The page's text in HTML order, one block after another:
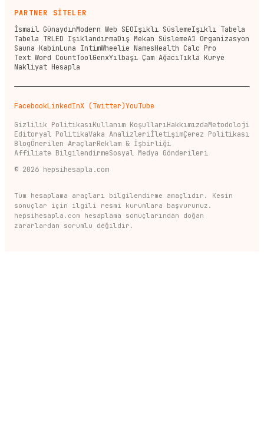
PARTNER SİTELER
İsmail GünaydınModern Web SEOIşıklı SüslemeIşıklı Tabela
Tabela TRLED IşıklandırmaDış Mekan SüslemeA1 Organizasyon
Sauna KabinLuna IntimWheelie NamesHealth Calc Pro
Text Word CountToolGenxYılbaşı Çam AğacıTıkla Kurye
Nakliyat Hesapla
FacebookLinkedInX (Twitter)YouTube
Gizlilik PolitikasıKullanım KoşullarıHakkımızdaMetodoloji
Editoryal PolitikaVaka AnalizleriİletişimÇerez Politikası
BlogÖnerilen AraçlarReklam & İşbirliği
Affiliate BilgilendirmeSosyal Medya Gönderileri
© 2026 hepsihesapla.com
Tüm hesaplama araçları bilgilendirme amaçlıdır. Kesin
sonuçlar için ilgili resmi kurumlara başvurunuz.
hepsihesapla.com hesaplama sonuçlarından doğan
zararlardan sorumlu değildir.